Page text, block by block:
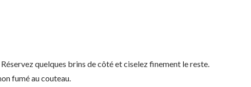
quelques brins de côté et ciselez finement le reste.
fumé au couteau.